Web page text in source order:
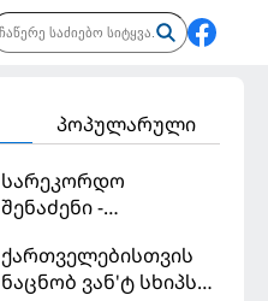
პოპულარული
სარეკორდო
შენაძენი -
ლიგის მორიგ გუნდში
გადავიდა
ქართველებისთვის
ნაცნობ ვან'ტ სხიპს